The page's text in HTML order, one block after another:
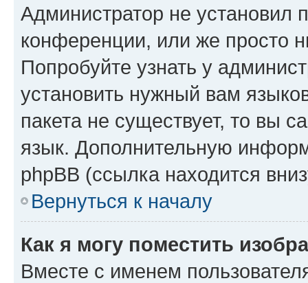
Администратор не установил
конференции, или же просто
Попробуйте узнать у
установить нужный вам
пакета не существует, то вы
язык. Дополнительную
phpBB (ссылка находится
Вернуться к началу
Как я могу поместить
Вместе с именем